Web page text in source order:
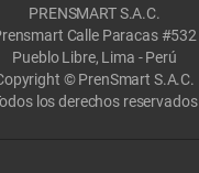
PRENSMART S.A.C.
Calle Paracas #532
Pueblo Libre, Lima - Perú
© PrenSmart S.A.C.
los derechos reservados